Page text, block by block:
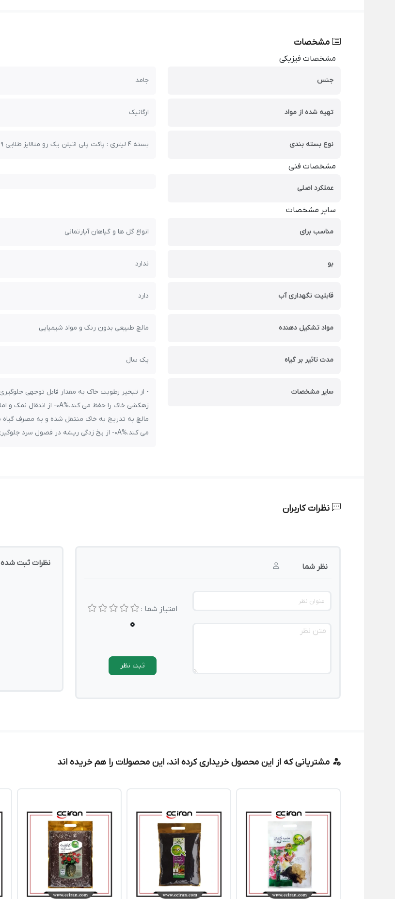
مشخصات
مشخصات فیزیکی
جنس جامد
تهیه شده از مواد ارگانیک
نوع بسته بندی بسته 4 لیتری : پاکت پلی اتیلن یک رو متالایز طلایی 0.9 کیلوگرمی (با ابعاد 24 در 35 سانتیمتر)
مشخصات فنی
عملکرد اصلی
سایر مشخصات
مناسب برای انواع گل ها و گیاهان آپارتمانی
بو ندارد
قابلیت نگهداری آب دارد
مواد تشکیل دهنده مالچ طبیعی بدون رنگ و مواد شیمیایی
مدت تاثیر بر گیاه یک سال
سایر مشخصات
می کند.%0A- از یخ زدگی ریشه در فصول سرد جلوگیری می کند.%0A- هوادهی به خاک به سهولت انجام می شود.
نظرات کاربران
نظر شما
امتیاز شما :
0
ثبت نظر
نظرات ثبت شده
مشتریانی که از این محصول خریداری کرده اند، این محصولات را هم خریده اند